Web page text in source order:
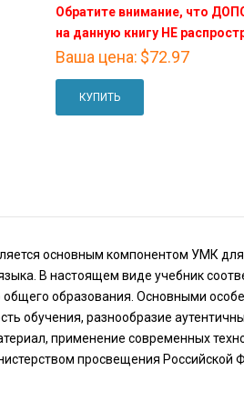
Обратите внимание, что
на данную книгу НЕ
Ваша цена: $72.97
КУПИТЬ
основным компонентом УМК
В настоящем виде учебник
общего образования. Основными
обучения, разнообразие
применение современных
просвещения Российской